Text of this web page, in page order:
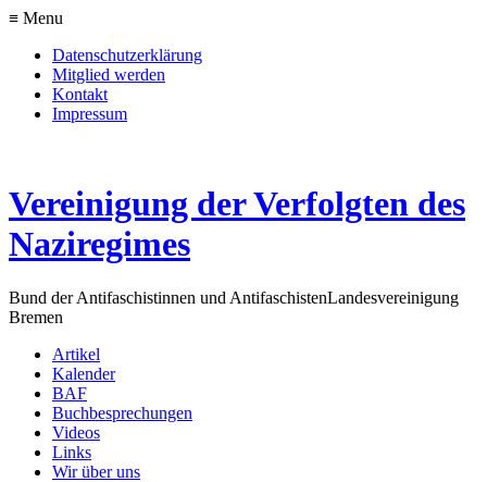
≡ Menu
Datenschutzerklärung
Mitglied werden
Kontakt
Impressum
Vereinigung der Verfolgten des
Naziregimes
Bund der Antifaschistinnen und AntifaschistenLandesvereinigung
Bremen
Artikel
Kalender
BAF
Buchbesprechungen
Videos
Links
Wir über uns